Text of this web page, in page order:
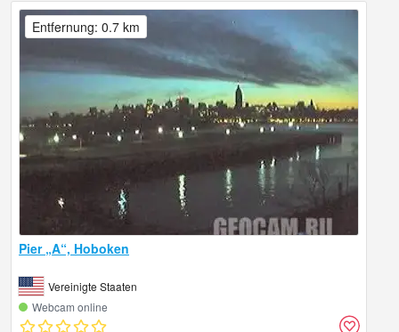
Pier „A“, Hoboken
Vereinigte Staaten
Webcam online
Entfernung: 0.7 km